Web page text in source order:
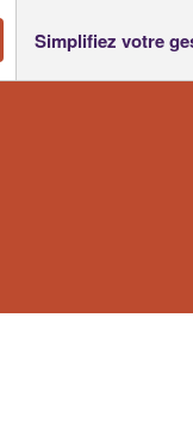
Simplifiez votre